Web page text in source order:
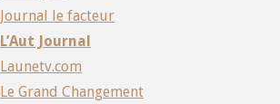
Journal le facteur
L’Aut Journal
Launetv.com
Le Grand Changement